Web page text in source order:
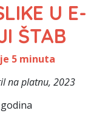
U E-
ŠTAB
5 minuta
na platnu, 2023